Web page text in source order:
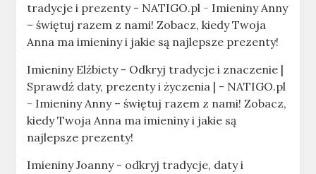
tradycje i prezenty - NATIGO.pl - Imieniny Anny
– świętuj razem z nami! Zobacz, kiedy Twoja
Anna ma imieniny i jakie są najlepsze prezenty!
Imieniny Elżbiety - Odkryj tradycje i znaczenie |
Sprawdź daty, prezenty i życzenia | - NATIGO.pl
- Imieniny Anny – świętuj razem z nami! Zobacz,
kiedy Twoja Anna ma imieniny i jakie są
najlepsze prezenty!
Imieniny Joanny - odkryj tradycje, daty i